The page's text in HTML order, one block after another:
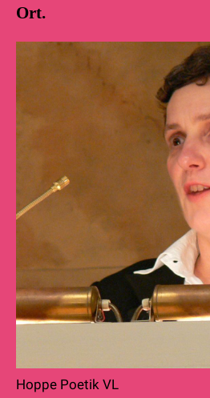
Ort.
Hoppe Poetik VL